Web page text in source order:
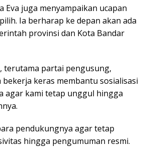
juga menyampaikan ucapan
Ia berharap ke depan akan ada
provinsi dan Kota Bandar
terutama partai pengusung,
keras membantu sosialisasi
agar kami tetap unggul hingga
pendukungnya agar tetap
hingga pengumuman resmi.